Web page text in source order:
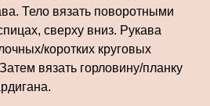
Тело вязать поворотными
сверху вниз. Рукава
коротких круговых
вязать горловину/планку